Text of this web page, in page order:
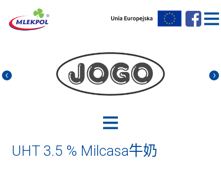
UHT 3.5 % Milcasa牛奶